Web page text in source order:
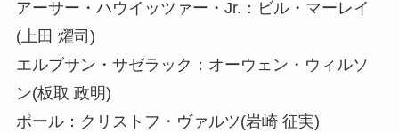
アーサー・ハウイッツァー・Jr.：ビル・マーレイ
(上田 燿司)
エルブサン・サゼラック：オーウェン・ウィルソ
ン(板取 政明)
ポール：クリストフ・ヴァルツ(岩崎 征実)